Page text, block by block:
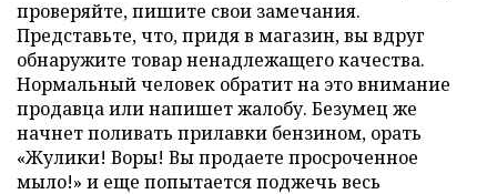
проверяйте, пишите свои замечания.
Представьте, что, придя в магазин, вы вдруг
обнаружите товар ненадлежащего качества.
Нормальный человек обратит на это внимание
продавца или напишет жалобу. Безумец же
начнет поливать прилавки бензином, орать
«Жулики! Воры! Вы продаете просроченное
мыло!» и еще попытается поджечь весь